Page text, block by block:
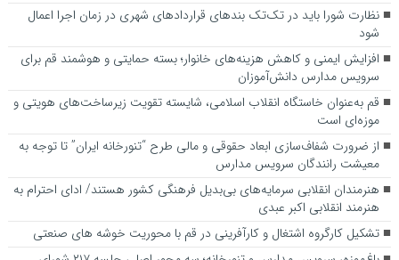
نظارت شورا باید در تک‌تک بندهای قراردادهای شهری در زمان اجرا اعمال
شود
افزایش ایمنی و کاهش هزینه‌های خانوار؛ بسته حمایتی و هوشمند قم برای
سرویس مدارس دانش‌آموزان
قم به‌عنوان خاستگاه انقلاب اسلامی، شایسته تقویت زیرساخت‌های هویتی و
موزه‌ای است
از ضرورت شفاف‌سازی ابعاد حقوقی و مالی طرح “تنورخانه ایران” تا توجه به
معیشت رانندگان سرویس مدارس
هنرمندان انقلابی سرمایه‌های بی‌بدیل فرهنگی کشور هستند/ ادای احترام به
هنرمند انقلابی اکبر عبدی
تشکیل کارگروه اشتغال و کارآفرینی در قم با محوریت خوشه های صنعتی